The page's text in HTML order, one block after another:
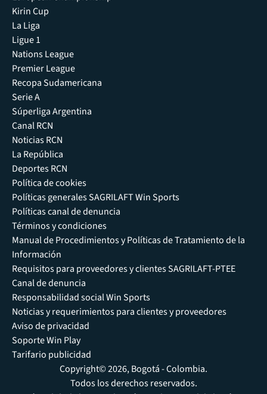
Kirin Cup
La Liga
Ligue 1
Nations League
Premier League
Recopa Sudamericana
Serie A
Súperliga Argentina
Canal RCN
Noticias RCN
La República
Deportes RCN
Política de cookies
Políticas generales SAGRILAFT Win Sports
Políticas canal de denuncia
Términos y condiciones
Manual de Procedimientos y Políticas de Tratamiento de la
Información
Requisitos para proveedores y clientes SAGRILAFT-PTEE
Canal de denuncia
Responsabilidad social Win Sports
Noticias y requerimientos para clientes y proveedores
Aviso de privacidad
Soporte Win Play
Tarifario publicidad
Copyright© 2026, Bogotá - Colombia.
Todos los derechos reservados.